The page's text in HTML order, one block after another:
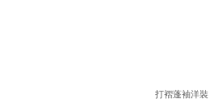
打褶蓬袖洋裝